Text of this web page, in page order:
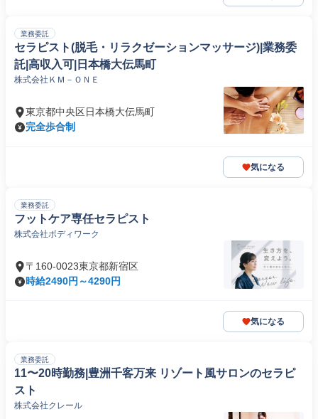
業務委託
セラピスト(脱毛・リラクゼーションマッサージ)|業務委
託|高収入可|日本橋大伝馬町
株式会社ＫＭ－ＯＮＥ
東京都中央区日本橋大伝馬町
完全歩合制
気になる
業務委託
フットケア専任セラピスト
株式会社ボディワーク
〒160-0023東京都新宿区
時給2490円～4290円
気になる
業務委託
11〜20時勤務|豊洲千客万来 リゾート風サロンのセラピ
スト
株式会社クレール